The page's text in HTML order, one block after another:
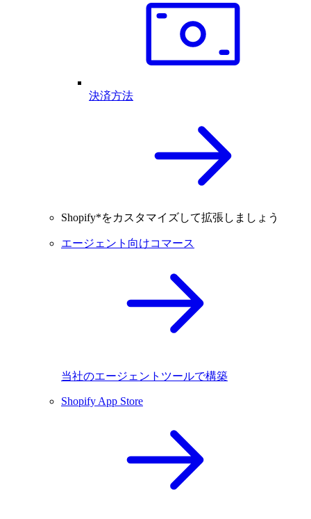
決済方法
Shopify*をカスタマイズして拡張しましょう
エージェント向けコマース
当社のエージェントツールで構築
Shopify App Store